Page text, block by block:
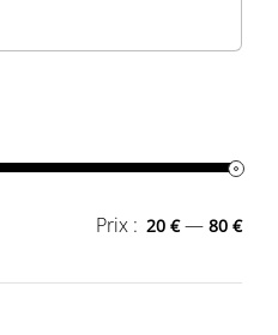
Prix : 20 €—80 €